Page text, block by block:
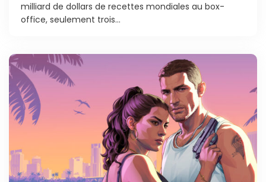
milliard de dollars de recettes mondiales au box-
office, seulement trois...